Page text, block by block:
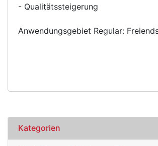
- Qualitätssteigerung
Anwendungsgebiet Regular:
Kategorien